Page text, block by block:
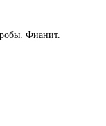
Фианит.